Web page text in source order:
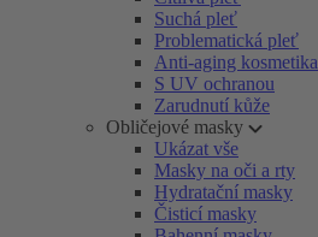
Suchá pleť
Problematická pleť
Anti-aging kosmetika
S UV ochranou
Zarudnutí kůže
Obličejové masky
Ukázat vše
Masky na oči a rty
Hydratační masky
Čisticí masky